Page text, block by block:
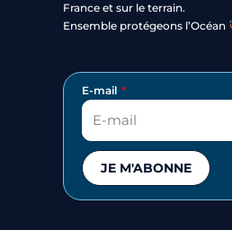
France et sur le terrain.
Ensemble protégeons l’Océan
E-mail
JE M'ABONNE